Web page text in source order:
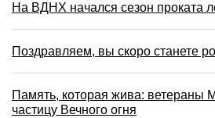
На ВДНХ начался сезон проката
Поздравляем, вы скоро станете
Память, которая жива: ветераны
частицу Вечного огня